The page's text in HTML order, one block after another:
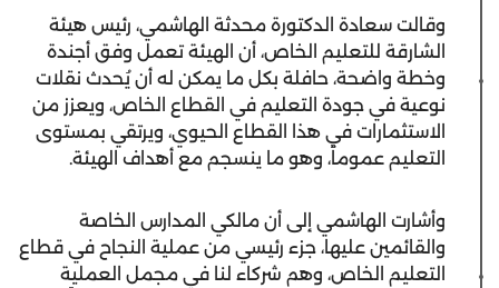
وقالت سعادة الدكتورة محدثة الهاشمي، رئيس هيئة
الشارقة للتعليم الخاص، أن الهيئة تعمل وفق أجندة
وخطة واضحة، حافلة بكل ما يمكن له أن يُحدث نقلات
نوعية في جودة التعليم في القطاع الخاص، ويعزز من
الاستثمارات في هذا القطاع الحيوي، ويرتقي بمستوى
التعليم عموماً، وهو ما ينسجم مع أهداف الهيئة.
وأشارت الهاشمي إلى أن مالكي المدارس الخاصة
والقائمين عليها، جزء رئيسي من عملية النجاح في قطاع
التعليم الخاص، وهم شركاء لنا في مجمل العملية